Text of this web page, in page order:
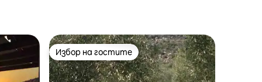
Избор на гостите
Избор на гостите